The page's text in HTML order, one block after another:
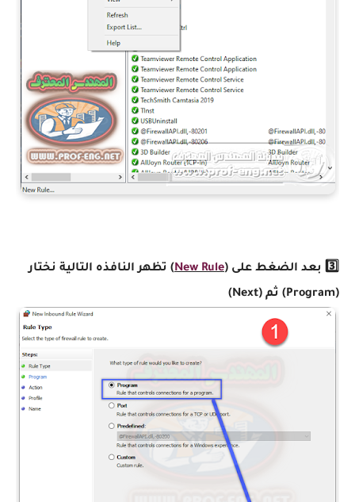
3️⃣ بعد الضغط على ( New Rule) تظهر النافذه التالية نختار
(Program) ثم (Next)